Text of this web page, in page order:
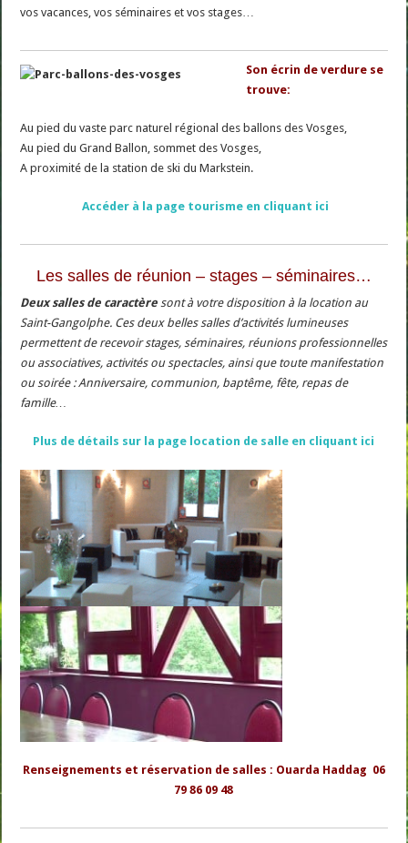
vos vacances, vos séminaires et vos stages…
Son écrin de verdure se
trouve:
Au pied du vaste parc naturel régional des ballons des Vosges,
Au pied du Grand Ballon, sommet des Vosges,
A proximité de la station de ski du Markstein.
Accéder à la page tourisme en cliquant ici
Les salles de réunion – stages – séminaires…
Deux salles de caractère sont à votre disposition à la location au
Saint-Gangolphe. Ces deux belles salles d’activités lumineuses
permettent de recevoir stages, séminaires, réunions professionnelles
ou associatives, activités ou spectacles, ainsi que toute manifestation
ou soirée : Anniversaire, communion, baptême, fête, repas de
famille…
Plus de détails sur la page location de salle en cliquant ici
Renseignements et réservation de salles : Ouarda Haddag 06
79 86 09 48